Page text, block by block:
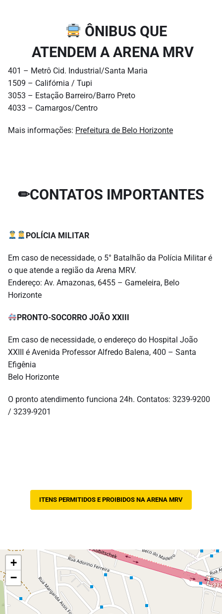
ÔNIBUS QUE
ATENDEM A ARENA MRV
401 – Metrô Cid. Industrial/Santa Maria
1509 – Califórnia / Tupi
3053 – Estação Barreiro/Barro Preto
4033 – Camargos/Centro
Mais informações: Prefeitura de Belo Horizonte
✏CONTATOS IMPORTANTES
POLÍCIA MILITAR
Em caso de necessidade, o 5° Batalhão da Polícia Militar é
o que atende a região da Arena MRV.
Endereço: Av. Amazonas, 6455 – Gameleira, Belo
Horizonte
PRONTO-SOCORRO JOÃO XXIII
Em caso de necessidade, o endereço do Hospital João
XXIII é Avenida Professor Alfredo Balena, 400 – Santa
Efigênia
Belo Horizonte
O pronto atendimento funciona 24h. Contatos: 3239-9200
/ 3239-9201
ITENS PERMITIDOS E PROIBIDOS NA ARENA MRV
+
−